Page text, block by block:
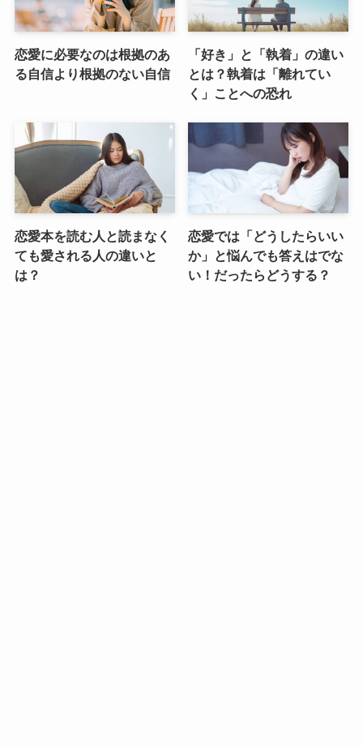
恋愛に必要なのは根拠のあ
る自信より根拠のない自信
「好き」と「執着」の違い
とは？執着は「離れてい
く」ことへの恐れ
恋愛本を読む人と読まなく
ても愛される人の違いと
は？
恋愛では「どうしたらいい
か」と悩んでも答えはでな
い！だったらどうする？